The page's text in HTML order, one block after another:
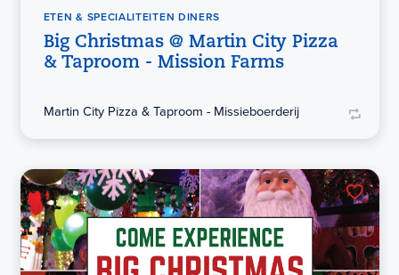
ETEN & SPECIALITEITEN DINERS
Big Christmas @ Martin City Pizza
& Taproom - Mission Farms
Martin City Pizza & Taproom - Missieboerderij